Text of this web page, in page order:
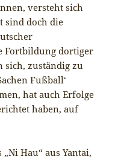
versteht sich
sind doch die
Fortbildung dortiger
sich, zuständig zu
Fußball‘
hat auch Erfolge
haben, auf
Hau“ aus Yantai,